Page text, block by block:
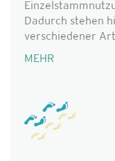
Dadurch stehen
verschiedener
MEHR